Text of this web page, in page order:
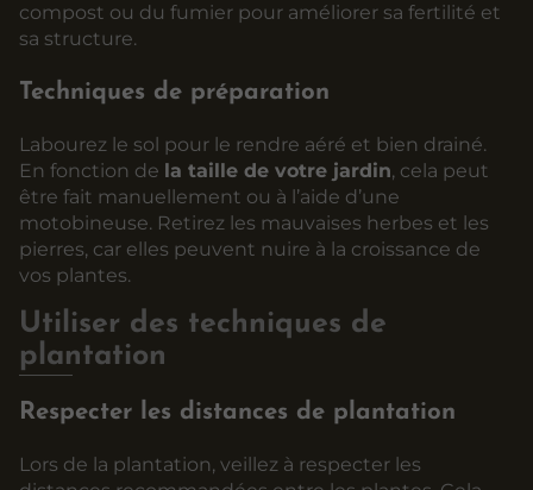
compost ou du fumier pour améliorer sa fertilité et
sa structure.
Techniques de préparation
Labourez le sol pour le rendre aéré et bien drainé.
En fonction de la taille de votre jardin, cela peut
être fait manuellement ou à l’aide d’une
motobineuse. Retirez les mauvaises herbes et les
pierres, car elles peuvent nuire à la croissance de
vos plantes.
Utiliser des techniques de
plantation
Respecter les distances de plantation
Lors de la plantation, veillez à respecter les